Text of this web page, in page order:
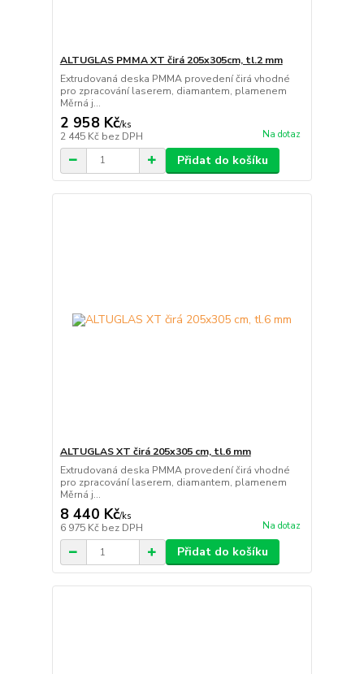
ALTUGLAS PMMA XT čirá 205x305cm, tl.2 mm
Extrudovaná deska PMMA provedení čirá vhodné
pro zpracování laserem, diamantem, plamenem
Měrná j...
2 958 Kč/ks
2 445 Kč bez DPH Na dotaz
Přidat do košíku
ALTUGLAS XT čirá 205x305 cm, tl.6 mm
Extrudovaná deska PMMA provedení čirá vhodné
pro zpracování laserem, diamantem, plamenem
Měrná j...
8 440 Kč/ks
6 975 Kč bez DPH Na dotaz
Přidat do košíku